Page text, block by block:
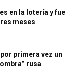
en la lotería y fue
meses
primera vez un
rusa